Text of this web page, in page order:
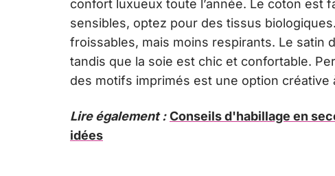
confort luxueux toute l’année. Le coton est
sensibles, optez pour des tissus
froissables, mais moins respirants. Le satin
tandis que la soie est chic et confortable.
des motifs imprimés est une option créative
Lire également : Conseils d'habillage en
idées